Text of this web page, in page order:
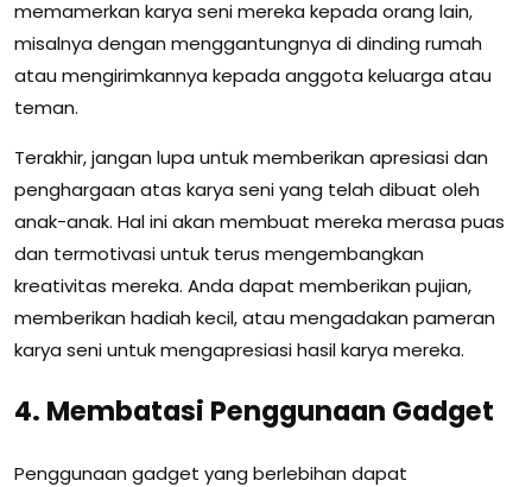
memamerkan karya seni mereka kepada orang lain,
misalnya dengan menggantungnya di dinding rumah
atau mengirimkannya kepada anggota keluarga atau
teman.
Terakhir, jangan lupa untuk memberikan apresiasi dan
penghargaan atas karya seni yang telah dibuat oleh
anak-anak. Hal ini akan membuat mereka merasa puas
dan termotivasi untuk terus mengembangkan
kreativitas mereka. Anda dapat memberikan pujian,
memberikan hadiah kecil, atau mengadakan pameran
karya seni untuk mengapresiasi hasil karya mereka.
4. Membatasi Penggunaan Gadget
Penggunaan gadget yang berlebihan dapat